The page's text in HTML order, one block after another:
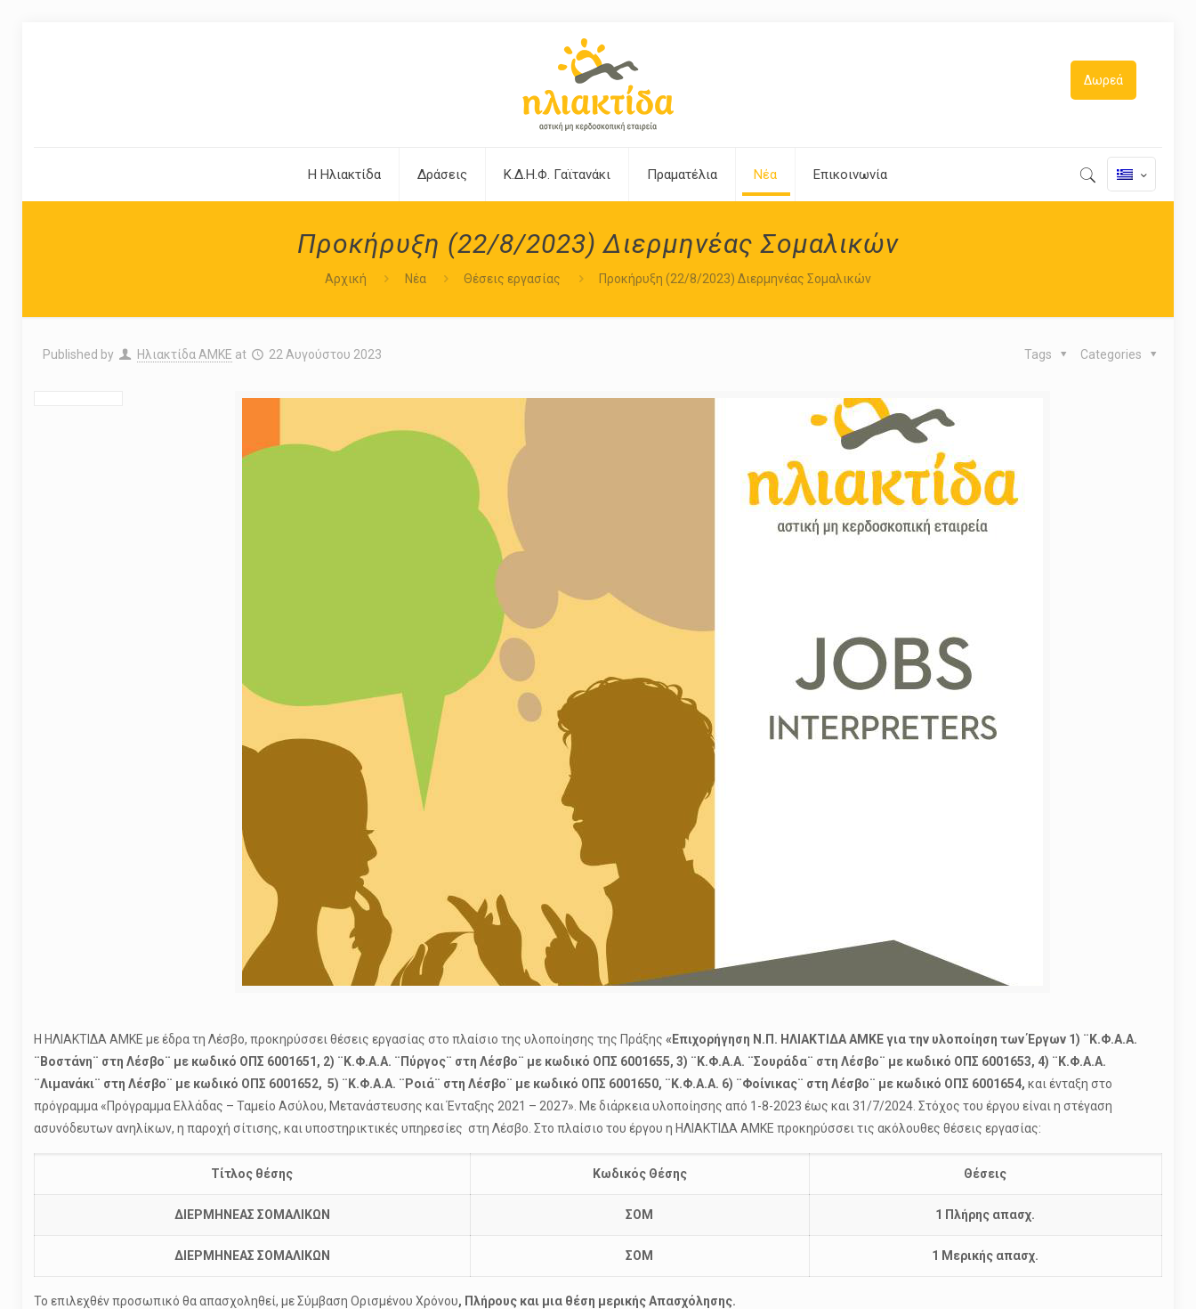
Η Ηλιακτίδα Δράσεις Κ.Δ.Η.Φ. Γαϊτανάκι Πραματέλια Νέα Επικοινωνία
Δωρεά
Προκήρυξη (22/8/2023) Διερμηνέας Σομαλικών
Αρχική Νέα Θέσεις εργασίας Προκήρυξη (22/8/2023) Διερμηνέας Σομαλικών
Published by Ηλιακτίδα ΑΜΚΕ at 22 Αυγούστου 2023 Categories
Tags
Η ΗΛΙΑΚΤΙΔΑ ΑΜΚΕ με έδρα τη Λέσβο, προκηρύσσει θέσεις εργασίας στο πλαίσιο της υλοποίησης της Πράξης «Επιχορήγηση Ν.Π. ΗΛΙΑΚΤΙΔΑ ΑΜΚΕ για την υλοποίηση των Έργων 1) ¨Κ.Φ.Α.Α.
¨Βοστάνη¨ στη Λέσβο¨ με κωδικό ΟΠΣ 6001651, 2) ¨Κ.Φ.Α.Α. ¨Πύργος¨ στη Λέσβο¨ με κωδικό ΟΠΣ 6001655, 3) ¨Κ.Φ.Α.Α. ¨Σουράδα¨ στη Λέσβο¨ με κωδικό ΟΠΣ 6001653, 4) ¨Κ.Φ.Α.Α.
¨Λιμανάκι¨ στη Λέσβο¨ με κωδικό ΟΠΣ 6001652, 5) ¨Κ.Φ.Α.Α. ¨Ροιά¨ στη Λέσβο¨ με κωδικό ΟΠΣ 6001650, ¨Κ.Φ.Α.Α. 6) ¨Φοίνικας¨ στη Λέσβο¨ με κωδικό ΟΠΣ 6001654, και ένταξη στο
πρόγραμμα «Πρόγραμμα Ελλάδας – Ταμείο Ασύλου, Μετανάστευσης και Ένταξης 2021 – 2027». Με διάρκεια υλοποίησης από 1-8-2023 έως και 31/7/2024. Στόχος του έργου είναι η στέγαση
ασυνόδευτων ανηλίκων, η παροχή σίτισης, και υποστηρικτικές υπηρεσίες στη Λέσβο. Στο πλαίσιο του έργου η ΗΛΙΑΚΤΙΔΑ ΑΜΚΕ προκηρύσσει τις ακόλουθες θέσεις εργασίας:
Τίτλος θέσης Κωδικός Θέσης Θέσεις
ΔΙΕΡΜΗΝΕΑΣ ΣΟΜΑΛΙΚΩΝ ΣΟΜ 1 Πλήρης απασχ.
ΔΙΕΡΜΗΝΕΑΣ ΣΟΜΑΛΙΚΩΝ ΣΟΜ 1 Μερικής απασχ.
Το επιλεχθέν προσωπικό θα απασχοληθεί, με Σύμβαση Ορισμένου Χρόνου, Πλήρους και μια θέση μερικής Απασχόλησης.